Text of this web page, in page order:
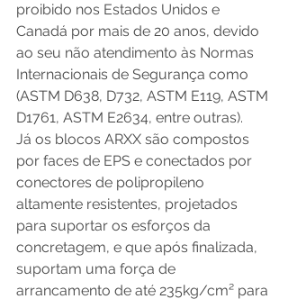
proibido nos Estados Unidos e
Canadá por mais de 20 anos, devido
ao seu não atendimento às Normas
Internacionais de Segurança como
(ASTM D638, D732, ASTM E119, ASTM
D1761, ASTM E2634, entre outras).
Já os blocos ARXX são compostos
por faces de EPS e conectados por
conectores de polipropileno
altamente resistentes, projetados
para suportar os esforços da
concretagem, e que após finalizada,
suportam uma força de
arrancamento de até 235kg/cm² para